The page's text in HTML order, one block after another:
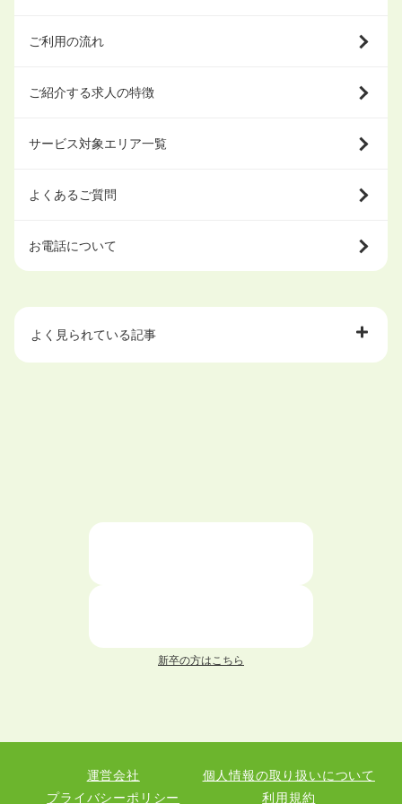
ご利用の流れ
ご紹介する求人の特徴
サービス対象エリア一覧
よくあるご質問
お電話について
よく見られている記事
仕事が続かない人の特徴と対処法を解説！
面接 記事一覧
職務経歴書 記事一覧
退職 記事一覧
新卒の方はこちら
運営会社
個人情報の取り扱いについて
プライバシーポリシー
利用規約